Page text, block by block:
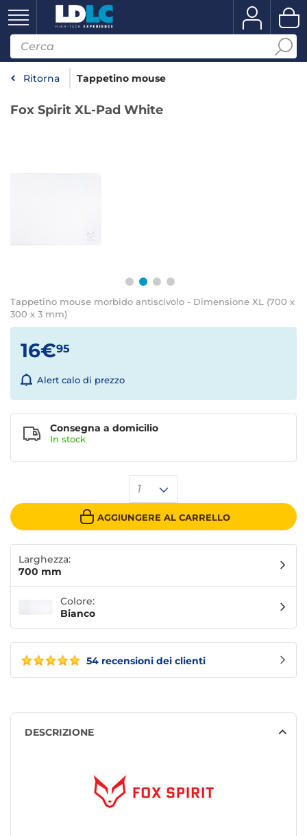
Ritorna Tappetino mouse
Fox Spirit XL-Pad White
Tappetino mouse morbido antiscivolo - Dimensione XL (700 x
300 x 3 mm)
54 recensioni dei clienti
16€95
Alert calo di prezzo
1
AGGIUNGERE AL CARRELLO
Consegna a domicilio
In stock
Larghezza:
700 mm
Colore:
Bianco
DESCRIZIONE